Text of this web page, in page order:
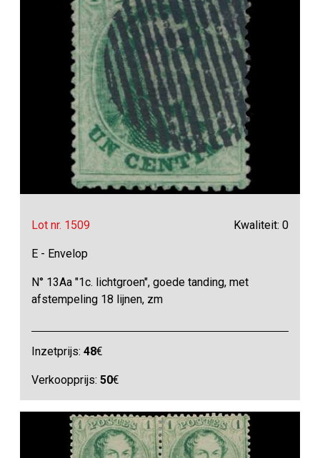
Lot nr. 1509 Kwaliteit: 0
E - Envelop
N° 13Aa "1c. lichtgroen", goede tanding, met
afstempeling 18 lijnen, zm
Inzetprijs:48€
Verkoopprijs:50€